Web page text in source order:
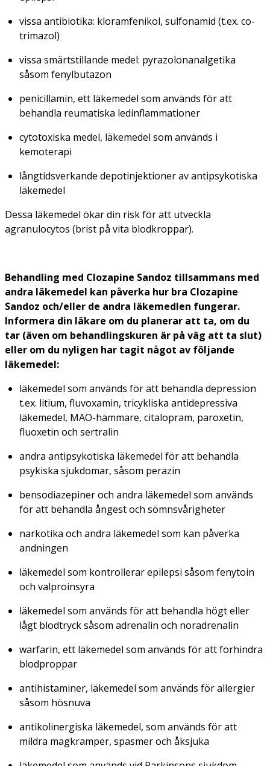
vissa antibiotika: kloramfenikol, sulfonamid (t.ex. co-
trimazol)
vissa smärtstillande medel: pyrazolonanalgetika
såsom fenylbutazon
penicillamin, ett läkemedel som används för att
behandla reumatiska ledinflammationer
cytotoxiska medel, läkemedel som används i
kemoterapi
långtidsverkande depotinjektioner av antipsykotiska
läkemedel
Dessa läkemedel ökar din risk för att utveckla
agranulocytos (brist på vita blodkroppar).
Behandling med Clozapine Sandoz tillsammans med
andra läkemedel kan påverka hur bra Clozapine
Sandoz och/eller de andra läkemedlen fungerar.
Informera din läkare om du planerar att ta, om du
tar (även om behandlingskuren är på väg att ta slut)
eller om du nyligen har tagit något av följande
läkemedel:
läkemedel som används för att behandla depression
t.ex. litium, fluvoxamin, tricykliska antidepressiva
läkemedel, MAO-hämmare, citalopram, paroxetin,
fluoxetin och sertralin
andra antipsykotiska läkemedel för att behandla
psykiska sjukdomar, såsom perazin
bensodiazepiner och andra läkemedel som används
för att behandla ångest och sömnsvårigheter
narkotika och andra läkemedel som kan påverka
andningen
läkemedel som kontrollerar epilepsi såsom fenytoin
och valproinsyra
läkemedel som används för att behandla högt eller
lågt blodtryck såsom adrenalin och noradrenalin
warfarin, ett läkemedel som används för att förhindra
blodproppar
antihistaminer, läkemedel som används för allergier
såsom hösnuva
antikolinergiska läkemedel, som används för att
mildra magkramper, spasmer och åksjuka